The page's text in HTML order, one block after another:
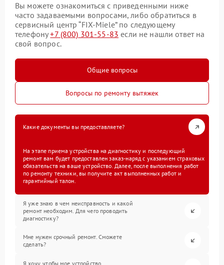
Вы можете ознакомиться с приведенными ниже
часто задаваемыми вопросами, либо обратиться в
сервисный центр “FIX-Miele” по следующему
телефону+7 (800) 301-55-83 если не нашли ответ на
свой вопрос.
Общие вопросы
Вопросы по ремонту вытяжек
Какие документы вы предоставляете?
На этапе приема устройства на диагностику и последующий
ремонт вам будет предоставлен заказ-наряд с указанием страховых
обязательств на ваше устройство. Далее, после выполнения работ
по ремонту техники, вы получите акт выполненных работ и
гарантийный талон.
Я уже знаю в чем неисправность и какой
ремонт необходим. Для чего проводить
диагностику?
Мне нужен срочный ремонт. Сможете
сделать?
Я хочу, чтобы мое устройство